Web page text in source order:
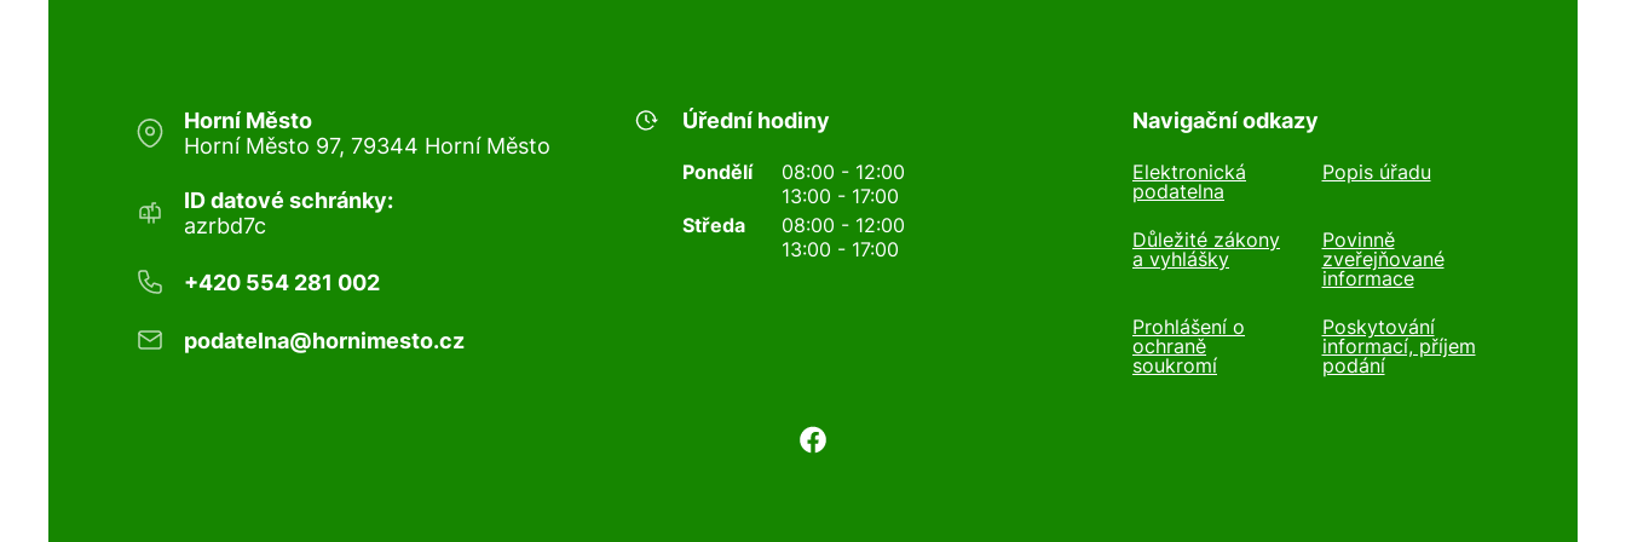
Horní Město
Horní Město 97, 79344 Horní Město
ID datové schránky:
azrbd7c
+420 554 281 002
podatelna@hornimesto.cz
Úřední hodiny
Pondělí
08:00 - 12:00
13:00 - 17:00
Středa
08:00 - 12:00
13:00 - 17:00
Navigační odkazy
Elektronická
podatelna
Popis úřadu
Důležité zákony
a vyhlášky
Povinně
zveřejňované
informace
Prohlášení o
ochraně
soukromí
Poskytování
informací, příjem
podání